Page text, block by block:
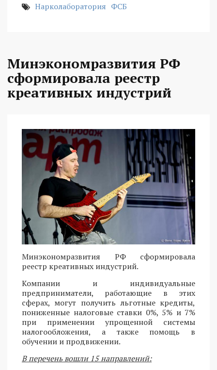
Нарколаборатория ФСБ
Минэкономразвития РФ
сформировала реестр
креативных индустрий
Минэкономразвития РФ сформировала
реестр креативных индустрий.
Компании и индивидуальные
предприниматели, работающие в этих
сферах, могут получить льготные кредиты,
пониженные налоговые ставки 0%, 5% и 7%
при применении упрощенной системы
налогообложения, а также помощь в
обучении и продвижении.
В перечень вошли 15 направлений: